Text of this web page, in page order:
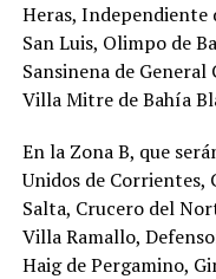
Heras, Independiente
San Luis, Olimpo de
Sansinena de General
Villa Mitre de Bahía
En la Zona B, que
Unidos de Corrientes,
Salta, Crucero del
Villa Ramallo,
Haig de Pergamino,